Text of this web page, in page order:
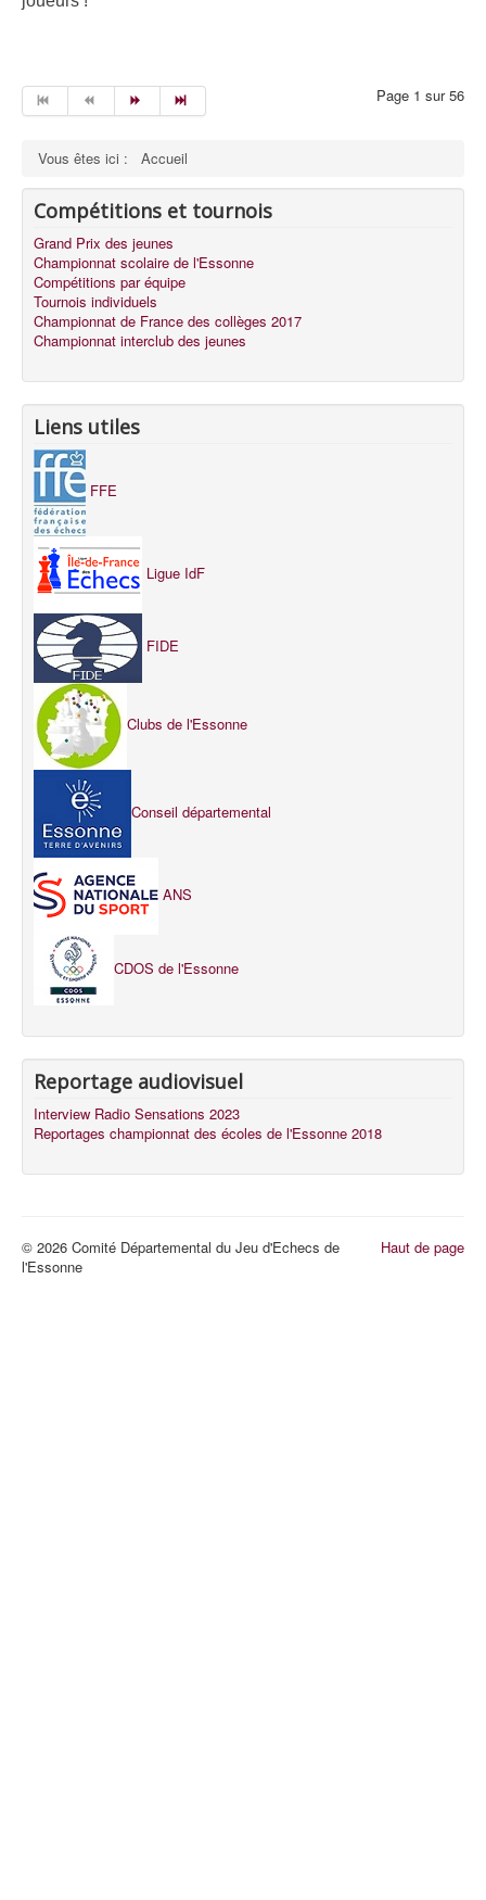
Page 1 sur 56
Vous êtes ici : Accueil
Compétitions et tournois
Grand Prix des jeunes
Championnat scolaire de l'Essonne
Compétitions par équipe
Tournois individuels
Championnat de France des collèges 2017
Championnat interclub des jeunes
Liens utiles
FFE
Ligue IdF
FIDE
Clubs de l'Essonne
Conseil départemental
ANS
CDOS de l'Essonne
Reportage audiovisuel
Interview Radio Sensations 2023
Reportages championnat des écoles de l'Essonne 2018
Haut de page
© 2026 Comité Départemental du Jeu d'Echecs de
l'Essonne